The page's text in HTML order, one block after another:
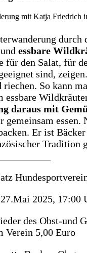
essbare
für den Salat, für
sind,
riechen. So kann
essbare
daraus mit
gemeinsam
Er ist
Tradition
2025, 17:00
des Obst-und
5,00 Euro